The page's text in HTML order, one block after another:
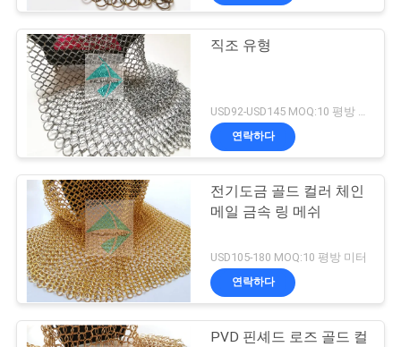
직조 유형
연락하다
전기도금 골드 컬러 체인
메일 금속 링 메쉬
USD105-180 MOQ:10 평방 미터
연락하다
PVD 핀셰드 로즈 골드 컬